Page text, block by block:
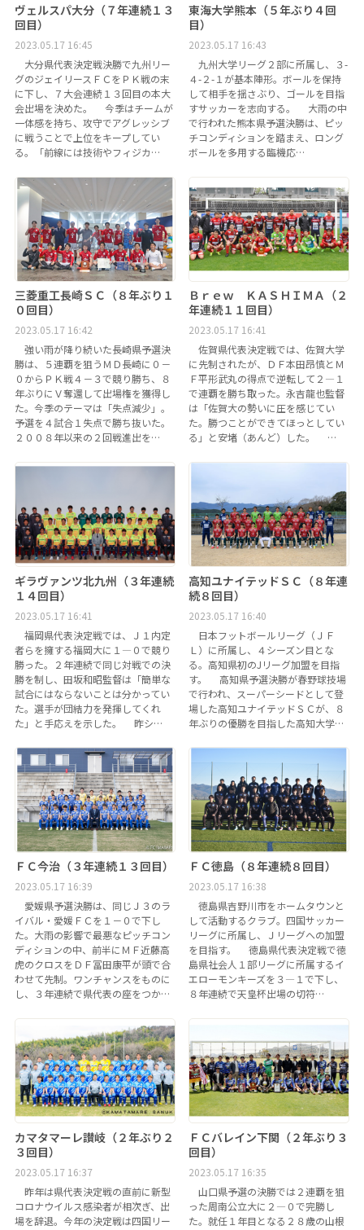
ヴェルスパ大分（７年連続１３
回目）
2023.05.17 16:45
大分県代表決定戦決勝で九州リー
グのジェイリースＦＣをＰＫ戦の末
に下し、７大会連続１３回目の本大
会出場を決めた。 今季はチームが
一体感を持ち、攻守でアグレッシブ
に戦うことで上位をキープしてい
る。「前線には技術やフィジカ…
東海大学熊本（５年ぶり４回
目）
2023.05.17 16:43
九州大学リーグ２部に所属し、３-
４-２-１が基本陣形。ボールを保持
して相手を揺さぶり、ゴールを目指
すサッカーを志向する。 大雨の中
で行われた熊本県予選決勝は、ピッ
チコンディションを踏まえ、ロング
ボールを多用する臨機応…
三菱重工長崎ＳＣ（８年ぶり１
０回目）
2023.05.17 16:42
強い雨が降り続いた長崎県予選決
勝は、５連覇を狙うＭＤ長崎に０－
０からＰＫ戦４－３で競り勝ち、８
年ぶりにＶ奪還して出場権を獲得し
た。今季のテーマは「失点減少」。
予選を４試合１失点で勝ち抜いた。
２００８年以来の２回戦進出を…
Ｂｒｅｗ ＫＡＳＨＩＭＡ（２
年連続１１回目）
2023.05.17 16:41
佐賀県代表決定戦では、佐賀大学
に先制されたが、ＤＦ本田昂慎とＭ
Ｆ平形武丸の得点で逆転して２―１
で連覇を勝ち取った。永吉龍也監督
は「佐賀大の勢いに圧を感じてい
た。勝つことができてほっとしてい
る」と安堵（あんど）した。 …
ギラヴァンツ北九州（３年連続
１４回目）
2023.05.17 16:41
福岡県代表決定戦では、Ｊ１内定
者らを擁する福岡大に１―０で競り
勝った。２年連続で同じ対戦での決
勝を制し、田坂和昭監督は「簡単な
試合にはならないことは分かってい
た。選手が団結力を発揮してくれ
た」と手応えを示した。 昨シ…
高知ユナイテッドＳＣ（８年連
続８回目）
2023.05.17 16:40
日本フットボールリーグ（ＪＦ
Ｌ）に所属し、４シーズン目とな
る。高知県初のJリーグ加盟を目指
す。 高知県予選決勝が春野球技場
で行われ、スーパーシードとして登
場した高知ユナイテッドＳＣが、８
年ぶりの優勝を目指した高知大学…
ＦＣ今治（３年連続１３回目）
2023.05.17 16:39
愛媛県予選決勝は、同じＪ３のラ
イバル・愛媛ＦＣを１－０で下し
た。大雨の影響で最悪なピッチコン
ディションの中、前半にＭＦ近藤高
虎のクロスをＤＦ冨田康平が頭で合
わせて先制。ワンチャンスをものに
し、３年連続で県代表の座をつか…
ＦＣ徳島（８年連続８回目）
2023.05.17 16:38
徳島県吉野川市をホームタウンと
して活動するクラブ。四国サッカー
リーグに所属し、Ｊリーグへの加盟
を目指す。 徳島県代表決定戦で徳
島県社会人１部リーグに所属するイ
エローモンキーズを３―１で下し、
８年連続で天皇杯出場の切符…
カマタマーレ讃岐（２年ぶり２
３回目）
2023.05.17 16:37
昨年は県代表決定戦の直前に新型
コロナウイルス感染者が相次ぎ、出
場を辞退。今年の決定戦は四国リー
ＦＣバレイン下関（２年ぶり３
回目）
2023.05.17 16:35
山口県予選の決勝では２連覇を狙
った周南公立大に２―０で完勝し
た。就任１年目となる２８歳の山根